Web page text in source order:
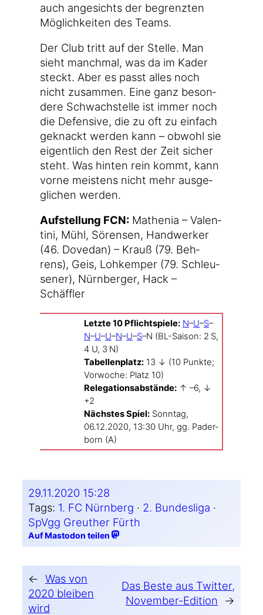
auch ange­sichts der begrenz­ten
Mög­lich­kei­ten des Teams.
Der Club tritt auf der Stel­le. Man
sieht manch­mal, was da im Kader
steckt. Aber es passt alles noch
nicht zusam­men. Eine ganz beson­
de­re Schwach­stel­le ist immer noch
die Defen­si­ve, die zu oft zu ein­fach
geknackt wer­den kann – obwohl sie
eigent­lich den Rest der Zeit sicher
steht. Was hin­ten rein kommt, kann
vor­ne meis­tens nicht mehr aus­ge­
gli­chen werden.
Auf­stel­lung FCN: Mathe­nia – Valen­
ti­ni, Mühl, Sören­sen, Hand­wer­ker
(46. Dove­dan) – Krauß (79. Beh­
rens), Geis, Lohk­em­per (79. Schleu­
se­ner), Nürn­ber­ger, Hack –
Schäffler
Letz­te 10 Pflicht­spie­le: N–U–S–
N–U–U–N–U–S–N (BL-Saison: 2 S,
4 U, 3 N)
Tabel­len­platz: 13 ↓ (10 Punk­te;
Vor­wo­che: Platz 10)
Rele­ga­ti­ons­ab­stän­de: ↑ –6, ↓
+2
Nächs­tes Spiel: Sonn­tag,
06.12.2020, 13:30 Uhr, gg. Pader­
born (A)
29.11.2020 15:28
Tags: 1. FC Nürnberg · 2. Bundesliga
SpVgg Greuther Fürth
Auf Mastodon teilen
← Was von
2020 bleiben
wird
Das Beste aus Twitter,
November-Edition
→